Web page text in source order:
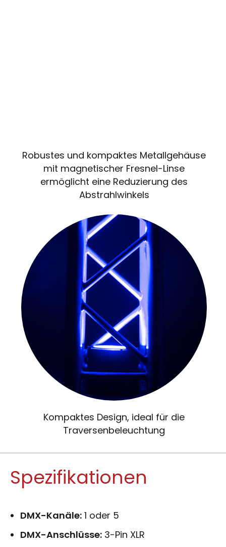
Robustes und kompaktes Metallgehäuse
mit magnetischer Fresnel-Linse
ermöglicht eine Reduzierung des
Abstrahlwinkels
Kompaktes Design, ideal für die
Traversenbeleuchtung
Spezifikationen
DMX-Kanäle: 1 oder 5
DMX-Anschlüsse: 3-Pin XLR